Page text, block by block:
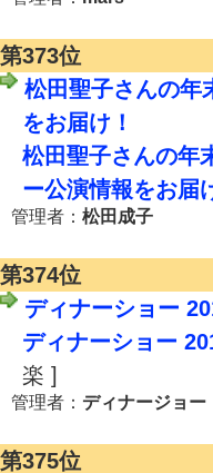
第373位
松田聖子さんの年
をお届け！
松田聖子さんの年
ー公演情報をお届
管理者： 松田成子
第374位
ディナーショー
ディナーショー
楽 ]
管理者： ディナージョー
第375位